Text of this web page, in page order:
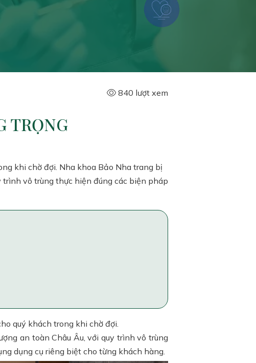
840 lượt xem
TRỌNG
khi chờ đợi. Nha khoa Bảo Nha trang bị
vô trùng thực hiện đúng các biện pháp
quý khách trong khi chờ đợi.
an toàn Châu Âu, với quy trình vô trùng
dụng cụ riêng biệt cho từng khách hàng.